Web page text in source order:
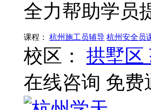
全力帮助学员
课程： 杭州施工员辅导 杭州安全员
校区： 拱墅区
在线咨询 免费